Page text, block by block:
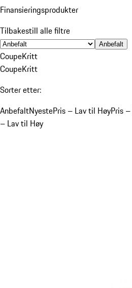
Finansieringsprodukter
Tilbakestill alle filtre
Anbefalt
CoupeKritt
CoupeKritt
Sorter etter:
AnbefaltNyestePris – Lav til HøyPris
– Lav til Høy